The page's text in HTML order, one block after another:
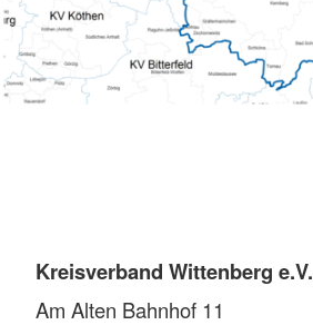
Kreisverband Wittenberg e.V.
Am Alten Bahnhof 11